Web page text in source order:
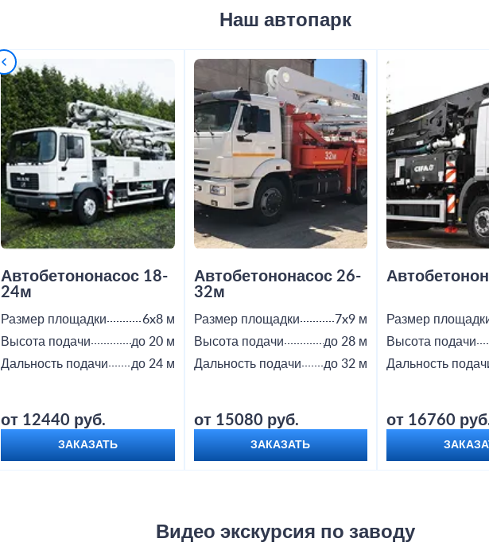
Наш автопарк
Автобетононасос 18-
24м
Размер площадки
6x8 м
Высота подачи
до 20 м
Дальность подачи
до 24 м
от 12440 руб.
ЗАКАЗАТЬ
Автобетононасос 26-
32м
Размер площадки
7x9 м
Высота подачи
до 28 м
Дальность подачи
до 32 м
от 15080 руб.
ЗАКАЗАТЬ
Размер
Высота подачи
Дальность
от 16760
Видео экскурсия по заводу